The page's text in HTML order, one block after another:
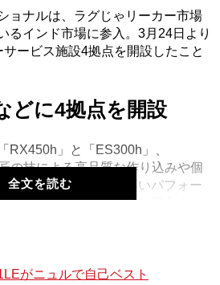
ョナルは、ラグじゃリーカー市場
るインド市場に参入。3月24日より
ービス施設4拠点を開設したこと
どに4拠点を開設
RX450h」と「ES300h」、
の技による高品質な作り込みや個
、優れた環境性能と高いパフォー
ブリッドモデルを中心に導入す
の期待に応えていくとのこと。さ
全文を読む
がニュルで自己ベスト